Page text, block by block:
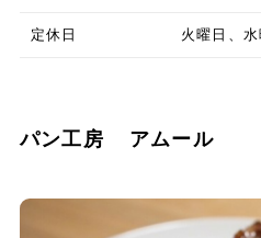
定休日 火曜日、
パン工房 アムール